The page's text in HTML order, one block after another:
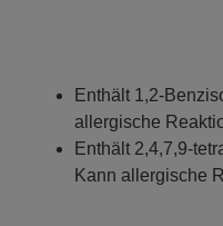
Enthält 1,2-
allergische
Enthält 2,4,7,9-
Kann allergische